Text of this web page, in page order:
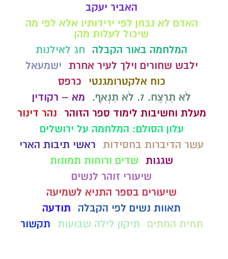
האביר יעקב
האדם לא נבחן לפי ירידותיו אלא לפי מה
שיכול לעלות מהן
המלחמה באור הקבלה
חג לאילנות
ילבש שחורים וילך לעיר אחרת ישמעאל
כוח אלקטרומגנטי
כרפס
לֹא תִרְצַח. 7. לֹא תִנְאָף.
מא – רקודין
מעלת וחשיבות לימוד ספר הזוהר
נהר דינור
עלון הסולם: המלחמה על ירושלים
עשר הדיברות בחסידות ראשי תיבות הארי
שגגות שדים ורוחות תמונות
שיעורי זוהר לנשים
שיעורים בספר התניא לשמיעה
תאוות נשים לפי הקבלה
תודעה
תחית המתים
תיקון לילה שבועות תקשור